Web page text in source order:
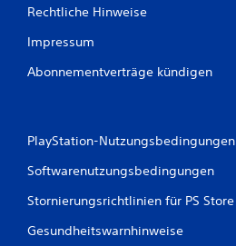
Rechtliche Hinweise
Impressum
Abonnementverträge kündigen
PlayStation-Nutzungsbedingungen
Softwarenutzungsbedingungen
Stornierungsrichtlinien für PS Store
Gesundheitswarnhinweise